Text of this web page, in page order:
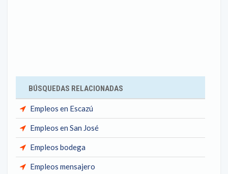
BÚSQUEDAS RELACIONADAS
Empleos en Escazú
Empleos en San José
Empleos bodega
Empleos mensajero